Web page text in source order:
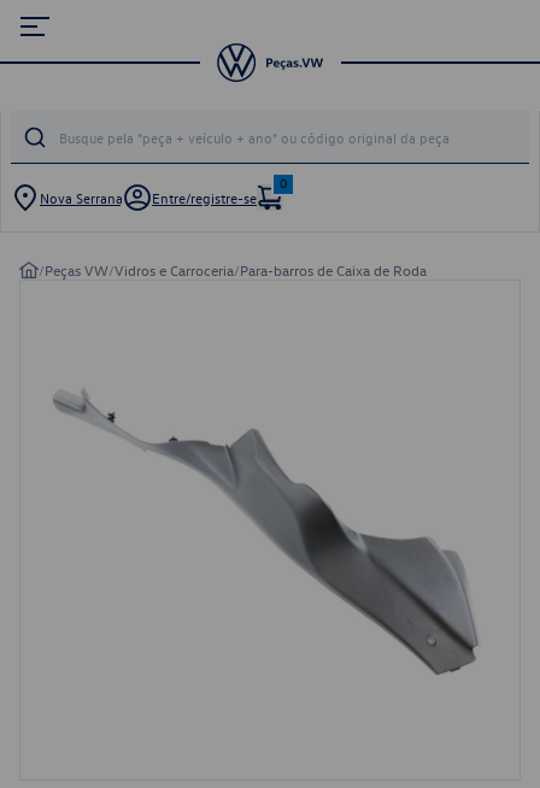
Nova Serrana Entre/registre-se
0
/Peças VW/Vidros e Carroceria/Para-barros de Caixa de Roda